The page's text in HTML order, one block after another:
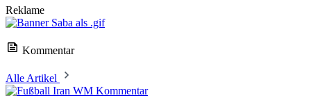
Reklame
Kommentar
Alle Artikel
Kommentar